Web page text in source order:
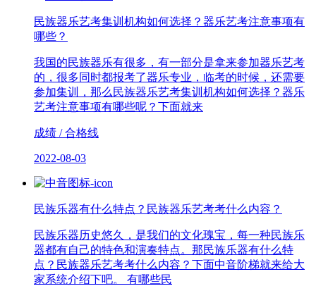
民族器乐艺考集训机构如何选择？器乐艺考注意事项有
哪些？
我国的民族器乐有很多，有一部分是拿来参加器乐艺考
的，很多同时都报考了器乐专业，临考的时候，还需要
参加集训，那么民族器乐艺考集训机构如何选择？器乐
艺考注意事项有哪些呢？下面就来
成绩 / 合格线
2022-08-03
民族乐器有什么特点？民族器乐艺考考什么内容？
民族乐器历史悠久，是我们的文化瑰宝，每一种民族乐
器都有自己的特色和演奏特点。那民族乐器有什么特
点？民族器乐艺考考什么内容？下面中音阶梯就来给大
家系统介绍下吧。 有哪些民